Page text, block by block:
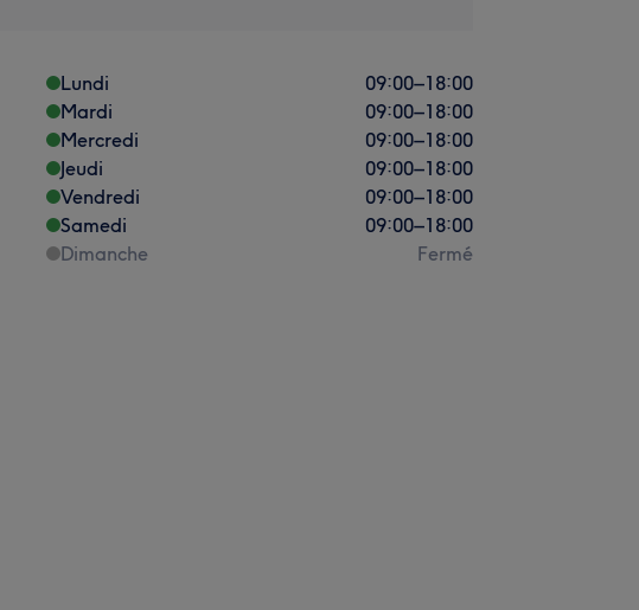
Lundi 09:00–18:00
Mardi
09:00–18:00
Mercredi
09:00–18:00
Jeudi
09:00–18:00
Vendredi
09:00–18:00
Samedi
09:00–18:00
Dimanche
Fermé